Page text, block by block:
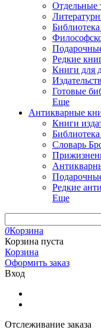
Отдельные
Редкие
Книги для
Готовые
Еще
Антикварные
Книги
Словарь
Редкие
Еще
0Корзина
Корзина пуста
Корзина
Оформить заказ
Вход
Отслеживание заказа